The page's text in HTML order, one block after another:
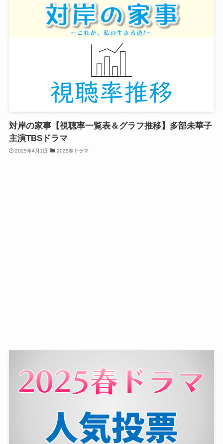
対岸の家事【視聴率一覧表＆グラフ推移】多部未華子
主演TBSドラマ
2025年4月1日 2025春ドラマ